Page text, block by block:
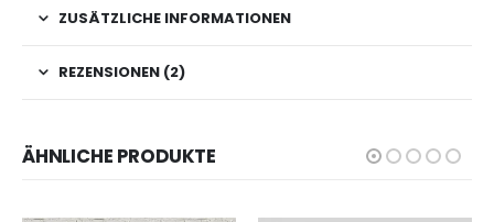
ZUSÄTZLICHE INFORMATIONEN
REZENSIONEN (2)
ÄHNLICHE PRODUKTE